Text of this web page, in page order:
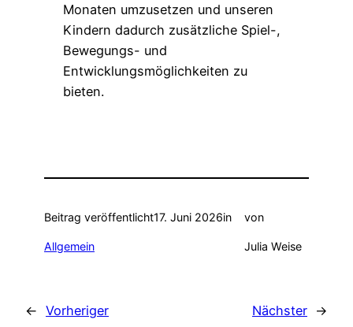
Monaten umzusetzen und unseren
Kindern dadurch zusätzliche Spiel-,
Bewegungs- und
Entwicklungsmöglichkeiten zu
bieten.
Beitrag veröffentlicht17. Juni 2026in
Allgemein
von
Julia Weise
← Vorheriger Nächster →